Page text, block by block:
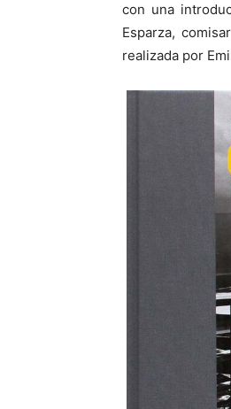
con una
Esparza,
realizada por